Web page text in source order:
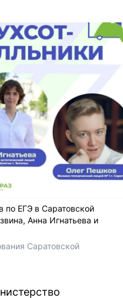
по ЕГЭ в Саратовской
Анна Игнатьева и
Саратовской